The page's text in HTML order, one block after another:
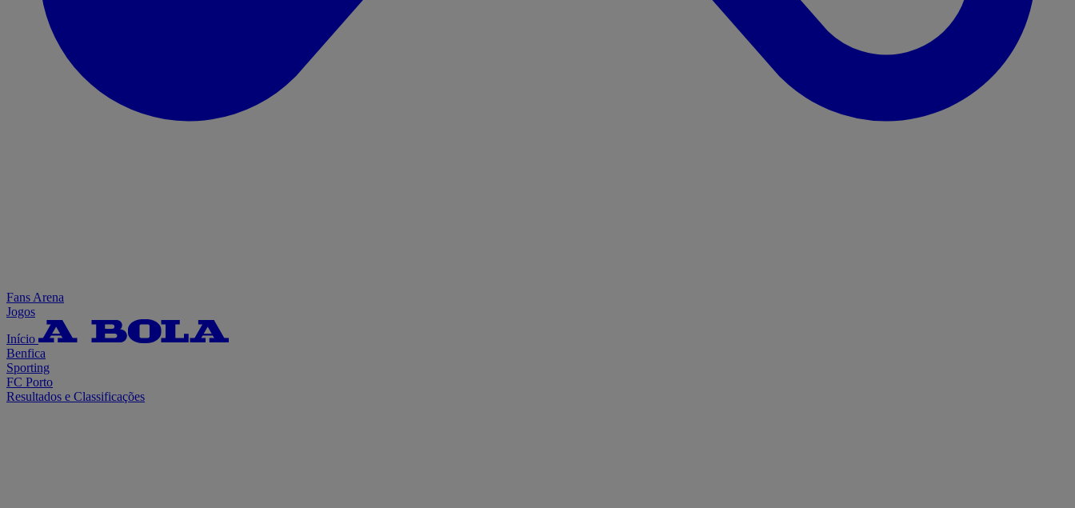
Fans Arena
Jogos
Início
Benfica
Sporting
FC Porto
Resultados e Classificações